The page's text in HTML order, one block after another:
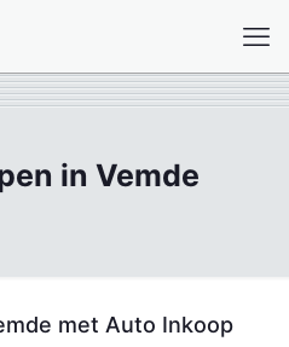
in Vemde
met Auto Inkoop